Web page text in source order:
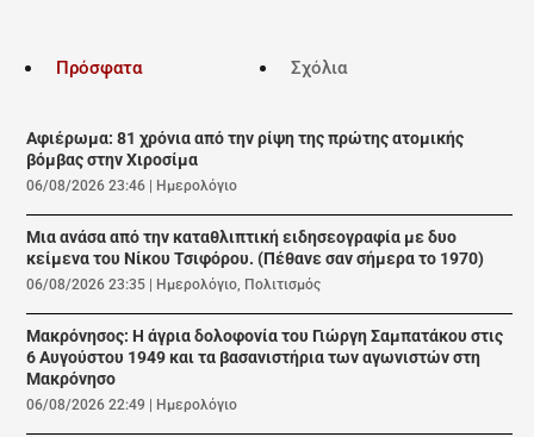
Πρόσφατα Σχόλια
Αφιέρωμα: 81 χρόνια από την ρίψη της πρώτης ατομικής
βόμβας στην Χιροσίμα
06/08/2026 23:46 | Ημερολόγιο
Μια ανάσα από την καταθλιπτική ειδησεογραφία με δυο
κείμενα του Νίκου Τσιφόρου. (Πέθανε σαν σήμερα το 1970)
06/08/2026 23:35 | Ημερολόγιο Πολιτισμός
Μακρόνησος: Η άγρια δολοφονία του Γιώργη Σαμπατάκου στις
6 Αυγούστου 1949 και τα βασανιστήρια των αγωνιστών στη
Μακρόνησο
06/08/2026 22:49 | Ημερολόγιο